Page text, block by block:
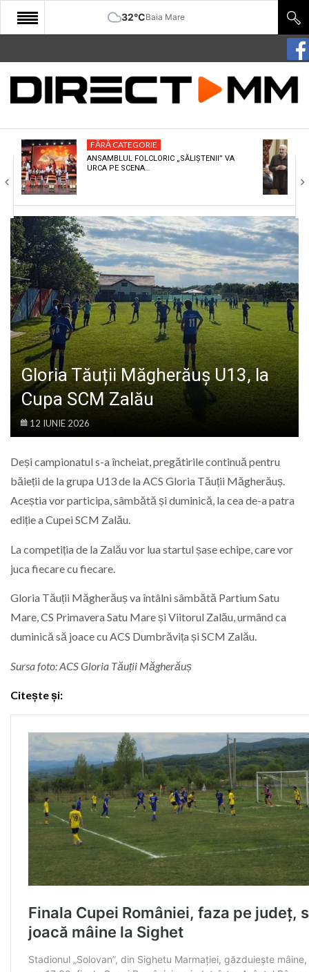
32°CBaia Mare
START
COMUNITATE
CULTURA
ECONOMIE
SANATATE
SPORT
SPECIAL
POLITIC
LIFE
FĂRĂ CATEGORIE
ANSAMBLUL FOLCLORIC „SĂLIȘTENII” VA
URCA PE SCENA…
Gloria Tăuții Măgherăuș U13, la
Cupa SCM Zalău
12 IUNIE 2026
Deși campionatul s-a încheiat, pregătirile continuă pentru
băieții de la grupa U13 de la ACS Gloria Tăuții Măgherăuș.
Aceștia vor participa, sâmbătă și duminică, la cea de-a patra
ediție a Cupei SCM Zalău.
La competiția de la Zalău vor lua startul șase echipe, care vor
juca fiecare cu fiecare.
Gloria Tăuții Măgherăuș va întâlni sâmbătă Partium Satu
Mare, CS Primavera Satu Mare și Viitorul Zalău, urmând ca
duminică să joace cu ACS Dumbrăvița și SCM Zalău.
Sursa foto: ACS Gloria Tăuții Măgherăuș
Citește și: